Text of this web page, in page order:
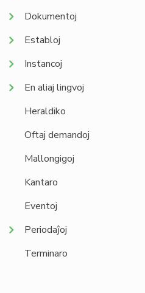
Dokumentoj
Establoj
Instancoj
En aliaj lingvoj
Heraldiko
Oftaj demandoj
Mallongigoj
Kantaro
Eventoj
Periodaĵoj
Terminaro